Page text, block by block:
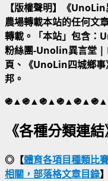
【版權聲明】《
農場轉載本站的任何文
轉載。「本站」包含：
粉絲團-Unolin異言堂 |
頁、《UnoLin四城鄉
邦。
《各種分類連結
◎【體育各項目種類比
相關，部落格文章目錄